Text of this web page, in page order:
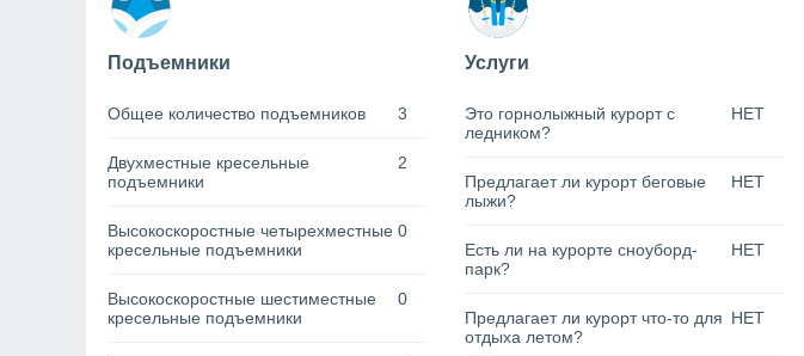
Подъемники
Общее количество подъемников 3
Двухместные кресельные
подъемники
2
Высокоскоростные четырехместные
кресельные подъемники
0
Высокоскоростные шестиместные
кресельные подъемники
0
Услуги
Это горнолыжный курорт с
ледником?
НЕТ
Предлагает ли курорт беговые
лыжи?
НЕТ
Есть ли на курорте сноуборд-
парк?
НЕТ
Предлагает ли курорт что-то для
отдыха летом?
НЕТ